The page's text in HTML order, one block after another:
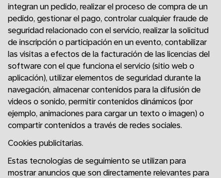
integran un pedido, realizar el proceso de compra de un
pedido, gestionar el pago, controlar cualquier fraude de
seguridad relacionado con el servicio, realizar la solicitud
de inscripción o participación en un evento, contabilizar
las visitas a efectos de la facturación de las licencias del
software con el que funciona el servicio (sitio web o
aplicación), utilizar elementos de seguridad durante la
navegación, almacenar contenidos para la difusión de
videos o sonido, permitir contenidos dinámicos (por
ejemplo, animaciones para cargar un texto o imagen) o
compartir contenidos a través de redes sociales.
Cookies publicitarias.
Estas tecnologías de seguimiento se utilizan para
mostrar anuncios que son directamente relevantes para